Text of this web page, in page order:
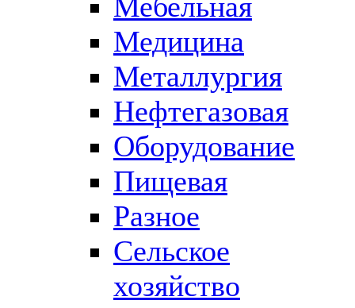
Медицина
Металлургия
Нефтегазовая
Оборудование
Пищевая
Разное
Сельское
хозяйство